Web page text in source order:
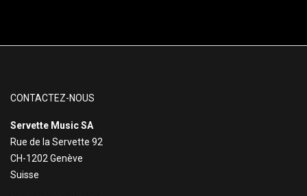
CONTACTEZ-NOUS
Servette Music SA
Rue de la Servette 92
CH-1202 Genève
Suisse